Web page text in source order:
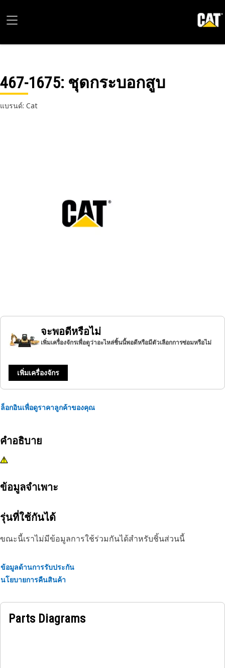
467-1675: ชุดกระบอกสูบ
แบรนด์: Cat
จะพอดีหรือไม่
เพิ่มเครื่องจักรเพื่อดูว่าอะไหล่ชิ้นนี้พอดีหรือมีตัวเลือกการซ่อมหรือไม่
เพิ่มเครื่องจักร
ล็อกอินเพื่อดูราคาลูกค้าของคุณ
คำอธิบาย
ข้อมูลจำเพาะ
รุ่นที่ใช้กันได้
ขณะนี้เราไม่มีข้อมูลการใช้ร่วมกันได้สำหรับชิ้นส่วนนี้
ข้อมูลด้านการรับประกัน
นโยบายการคืนสินค้า
Parts Diagrams